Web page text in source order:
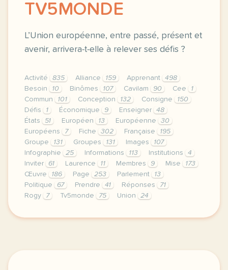
TV5MONDE
L’Union européenne, entre passé, présent et
avenir, arrivera-t-elle à relever ses défis ?
Activité 835 Alliance 159 Apprenant
498
Besoin
10 Binômes 107 Cavilam 90 Cee
1
Commun
101 Conception 132 Consigne
150
Défis
1 Économique 9 Enseigner
48
États
51 Européen 13 Européenne
30
Européens
7 Fiche 302 Française
195
Groupe
131 Groupes 131 Images
107
Infographie
25 Informations 113 Institutions
4
Inviter
61 Laurence 11 Membres 9 Mise
173
Œuvre
186 Page 253 Parlement
13
Politique
67 Prendre 41 Réponses
71
Rogy
7 Tv5monde 75 Union 24
le respect de votre vie privee est une priorite